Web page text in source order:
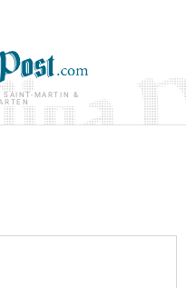
SAINT-MARTIN &